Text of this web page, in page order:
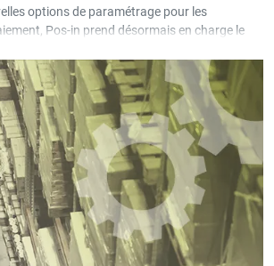
options de paramétrage pour les
Pos-in prend désormais en charge le